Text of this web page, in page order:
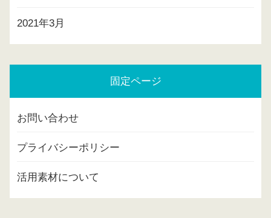
2021年3月
固定ページ
お問い合わせ
プライバシーポリシー
活用素材について